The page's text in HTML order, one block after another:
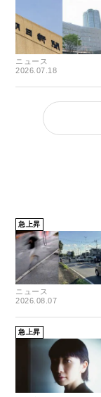
ニュース
2026.07.18
急上昇
ニュース
2026.08.07
急上昇